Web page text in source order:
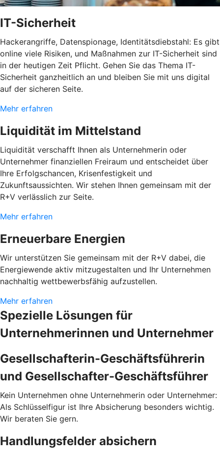
IT-Sicherheit
Hackerangriffe, Datenspionage, Identitätsdiebstahl: Es gibt
online viele Risiken, und Maßnahmen zur IT-Sicherheit sind
in der heutigen Zeit Pflicht. Gehen Sie das Thema IT-
Sicherheit ganzheitlich an und bleiben Sie mit uns digital
auf der sicheren Seite.
Mehr erfahren
Liquidität im Mittelstand
Liquidität verschafft Ihnen als Unternehmerin oder
Unternehmer finanziellen Freiraum und entscheidet über
Ihre Erfolgschancen, Krisenfestigkeit und
Zukunftsaussichten. Wir stehen Ihnen gemeinsam mit der
R+V verlässlich zur Seite.
Mehr erfahren
Erneuerbare Energien
Wir unterstützen Sie gemeinsam mit der R+V dabei, die
Energiewende aktiv mitzugestalten und Ihr Unternehmen
nachhaltig wettbewerbsfähig aufzustellen.
Mehr erfahren
Spezielle Lösungen für
Unternehmerinnen und Unternehmer
Gesellschafterin-Geschäftsführerin
und Gesellschafter-Geschäftsführer
Kein Unternehmen ohne Unternehmerin oder Unternehmer:
Als Schlüsselfigur ist Ihre Absicherung besonders wichtig.
Wir beraten Sie gern.
Handlungsfelder absichern